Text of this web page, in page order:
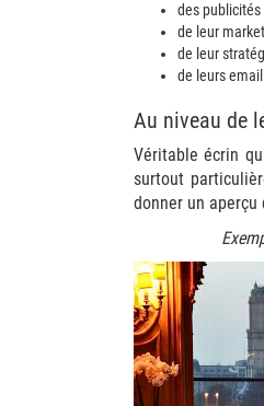
des publicités
de leur
de leur
de leurs
Au niveau de
Véritable écrin
surtout
donner un aperçu